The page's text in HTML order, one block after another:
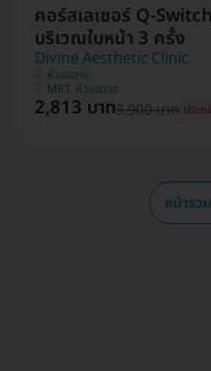
คอร์สเลเซอร์ Q-
บริเวณใบหน้า 3 ครั้ง
Divine Aesthetic Clinic
ห้วยขวาง
MRT ห้วยขวาง
2,813 บาท3,900 บาท ประ
หน้าร